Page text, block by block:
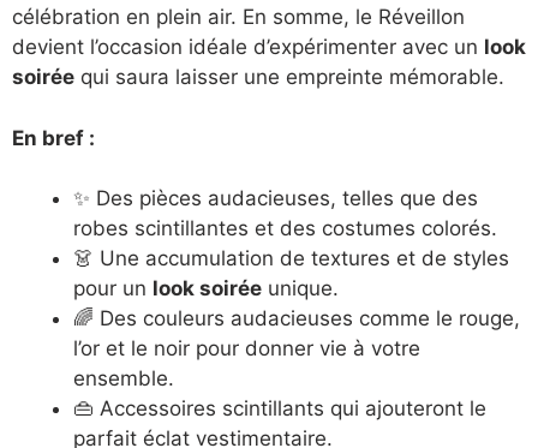
célébration en plein air. En somme, le Réveillon
devient l’occasion idéale d’expérimenter avec un look
soirée qui saura laisser une empreinte mémorable.
En bref :
✨ Des pièces audacieuses, telles que des
robes scintillantes et des costumes colorés.
👗 Une accumulation de textures et de styles
pour un look soirée unique.
🌈 Des couleurs audacieuses comme le rouge,
l’or et le noir pour donner vie à votre
ensemble.
👜 Accessoires scintillants qui ajouteront le
parfait éclat vestimentaire.